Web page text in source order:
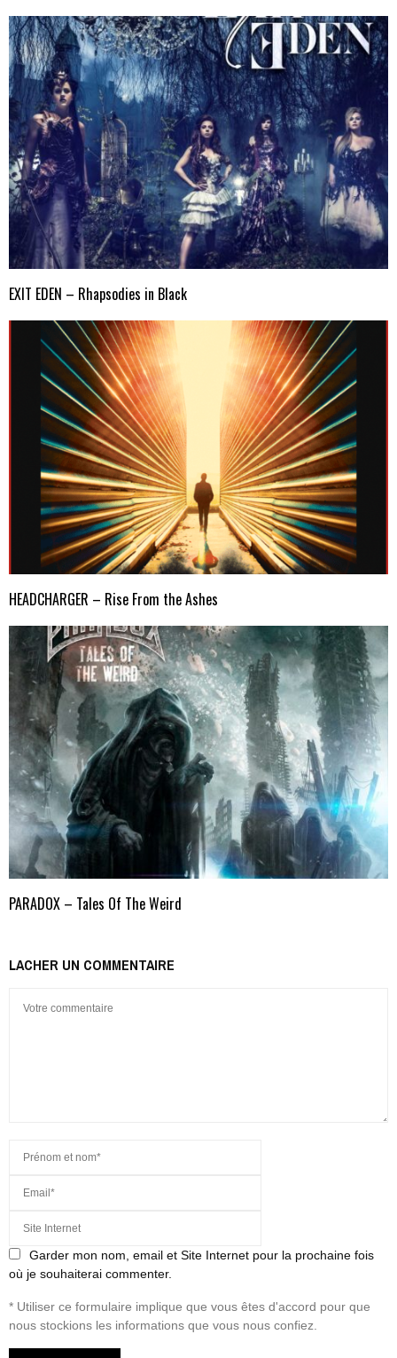
EXIT EDEN – Rhapsodies in Black
HEADCHARGER – Rise From the Ashes
PARADOX – Tales Of The Weird
LACHER UN COMMENTAIRE
Garder mon nom, email et Site Internet pour la prochaine fois
où je souhaiterai commenter.
* Utiliser ce formulaire implique que vous êtes d'accord pour que
nous stockions les informations que vous nous confiez.